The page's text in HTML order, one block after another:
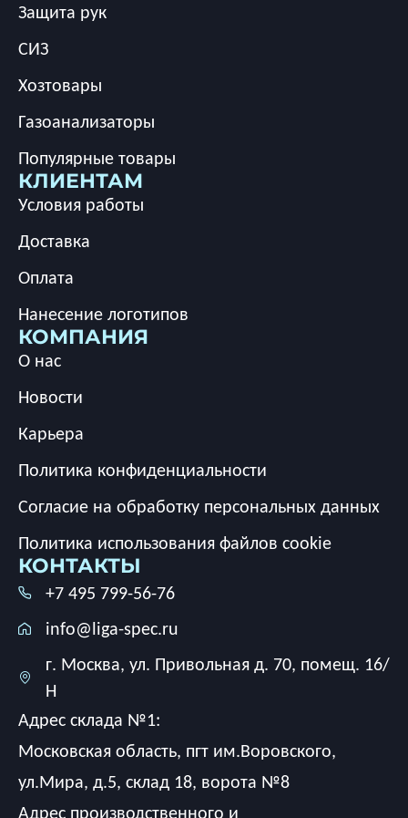
Защита рук
СИЗ
Хозтовары
Газоанализаторы
Популярные товары
КЛИЕНТАМ
Условия работы
Доставка
Оплата
Нанесение логотипов
КОМПАНИЯ
О нас
Новости
Карьера
Политика конфиденциальности
Согласие на обработку персональных данных
Политика использования файлов cookie
КОНТАКТЫ
+7 495 799-56-76
info@liga-spec.ru
г. Москва, ул. Привольная д. 70, помещ. 16/
Н
Адрес склада №1:
Московская область, пгт им.Воровского,
ул.Мира, д.5, склад 18, ворота №8
Адрес производственного и